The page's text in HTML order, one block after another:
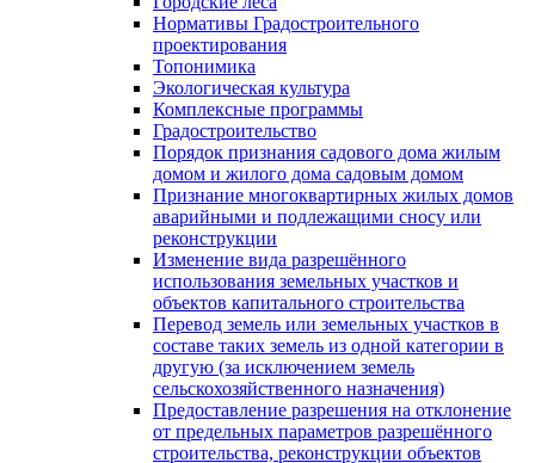
Нормативы Градостроительного
проектирования
Топонимика
Экологическая культура
Комплексные программы
Градостроительство
Порядок признания садового дома жилым
домом и жилого дома садовым домом
Признание многоквартирных жилых домов
аварийными и подлежащими сносу или
реконструкции
Изменение вида разрешённого
использования земельных участков и
объектов капитального строительства
Перевод земель или земельных участков в
составе таких земель из одной категории в
другую (за исключением земель
сельскохозяйственного назначения)
Предоставление разрешения на отклонение
от предельных параметров разрешённого
строительства, реконструкции объектов